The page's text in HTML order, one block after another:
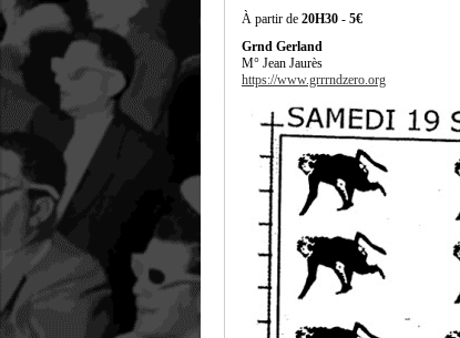
À partir de 20H30 - 5€
Grnd Gerland
M° Jean Jaurès
https://www.grrrndzero.org